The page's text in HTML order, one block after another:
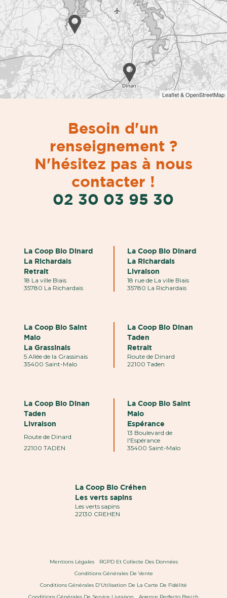
Besoin d'un
renseignement ?
N'hésitez pas à nous
contacter !
02 30 03 95 30
La Coop Bio Dinard
La Richardais
Retrait
18 La ville Biais
35780 La Richardais
La Coop Bio Dinard
La Richardais
Livraison
18 rue de La ville Biais
35780 La Richardais
La Coop Bio Saint
Malo
La Grassinais
5 Allée de la Grassinais
35400 Saint-Malo
La Coop Bio Dinan
Taden
Retrait
Route de Dinard
22100 Taden
La Coop Bio Dinan
Taden
Livraison
Route de Dinard
22100 TADEN
La Coop Bio Saint
Malo
Espérance
13 Boulevard de
l'Espérance
35400 Saint-Malo
La Coop Bio Créhen
Les verts sapins
Les verts sapins
22130 CREHEN
Mentions Légales
RGPD Et Collecte Des Données
Conditions Générales De Vente
Conditions Générales D'Utilisation De La Carte De Fidélité
Leaflet & OpenStreetMap